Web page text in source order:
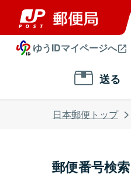
ゆうIDマイページへ
送る
日本郵便トップ
郵便番号検索